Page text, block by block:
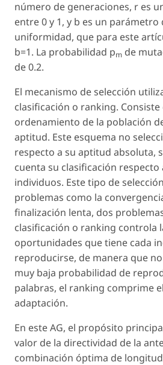
número de generaciones, r es
entre 0 y 1, y b es un parámetro
uniformidad, que para este
b=1. La probabilidad pm de
de 0.2.
El mecanismo de selección
clasificación o ranking.
ordenamiento de la población
aptitud. Este esquema no
respecto a su aptitud absoluta,
cuenta su clasificación respecto
individuos. Este tipo de
problemas como la
finalización lenta, dos
clasificación o ranking controla
oportunidades que tiene cada
reproducirse, de manera que
muy baja probabilidad de
palabras, el ranking comprime
adaptación.
En este AG, el propósito
valor de la directividad de la
combinación óptima de